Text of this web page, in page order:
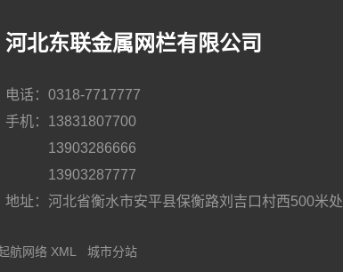
河北东联金属网栏有限公司
电话：0318-7717777
手机：13831807700
13903286666
13903287777
地址：河北省衡水市安平县保衡路刘吉口村西500米处
航网络 XML 城市分站